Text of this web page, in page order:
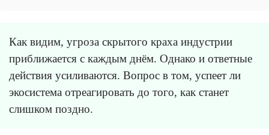
Как видим, угроза скрытого краха индустрии
приближается с каждым днём. Однако и ответные
действия усиливаются. Вопрос в том, успеет ли
экосистема отреагировать до того, как станет
слишком поздно.